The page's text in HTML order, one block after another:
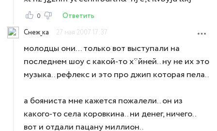
0
Ответить
Снеж_ка
27 мая 2007 17:37
молодцы они... только вот выступали на
последнем шоу с какой-то х*йней.. ну не их это
музыка.. рефлекс и это про джип которая пела..
а бояниста мне кажется пожалели.. он из
какого-то села коровкина.. ни денег, ничего..
вот и отдали пацану миллион..